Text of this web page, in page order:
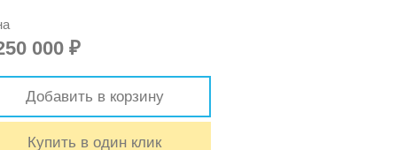
000 ₽
Добавить в корзину
Купить в один клик